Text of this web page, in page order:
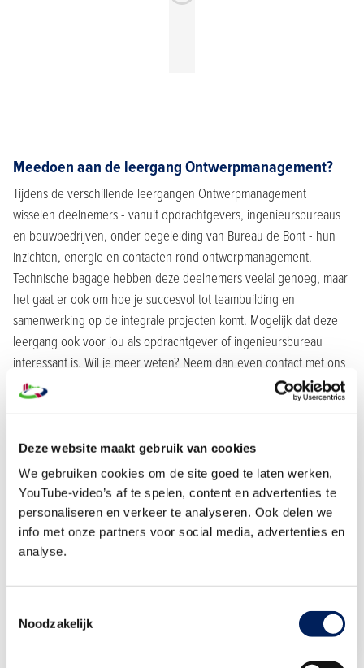
Deze website maakt gebruik van cookies
We gebruiken cookies om de site goed te laten werken,
YouTube-video’s af te spelen, content en advertenties te
personaliseren en verkeer te analyseren. Ook delen we
info met onze partners voor social media, advertenties en
analyse.
Noodzakelijk
Meedoen aan de leergang Ontwerpmanagement?
Tijdens de verschillende leergangen Ontwerpmanagement
wisselen deelnemers - vanuit opdrachtgevers, ingenieursbureaus
en bouwbedrijven, onder begeleiding van Bureau de Bont - hun
inzichten, energie en contacten rond ontwerpmanagement.
Technische bagage hebben deze deelnemers veelal genoeg, maar
het gaat er ook om hoe je succesvol tot teambuilding en
samenwerking op de integrale projecten komt. Mogelijk dat deze
leergang ook voor jou als opdrachtgever of ingenieursbureau
interessant is. Wil je meer weten? Neem dan even contact met ons
op.
Harry Wisse
Accountmanager Bouw & Infra Groot
Bouwend Nederland